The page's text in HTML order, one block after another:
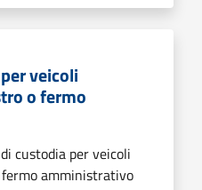
veicoli
o fermo
custodia per veicoli
amministrativo